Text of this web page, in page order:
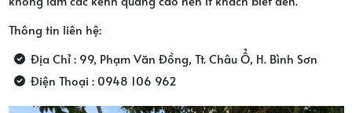
Thông tin liên hệ:
Địa Chỉ : 99, Phạm Văn Đồng, Tt. Châu Ổ, H. Bình Sơn
Điện Thoại : 0948 106 962